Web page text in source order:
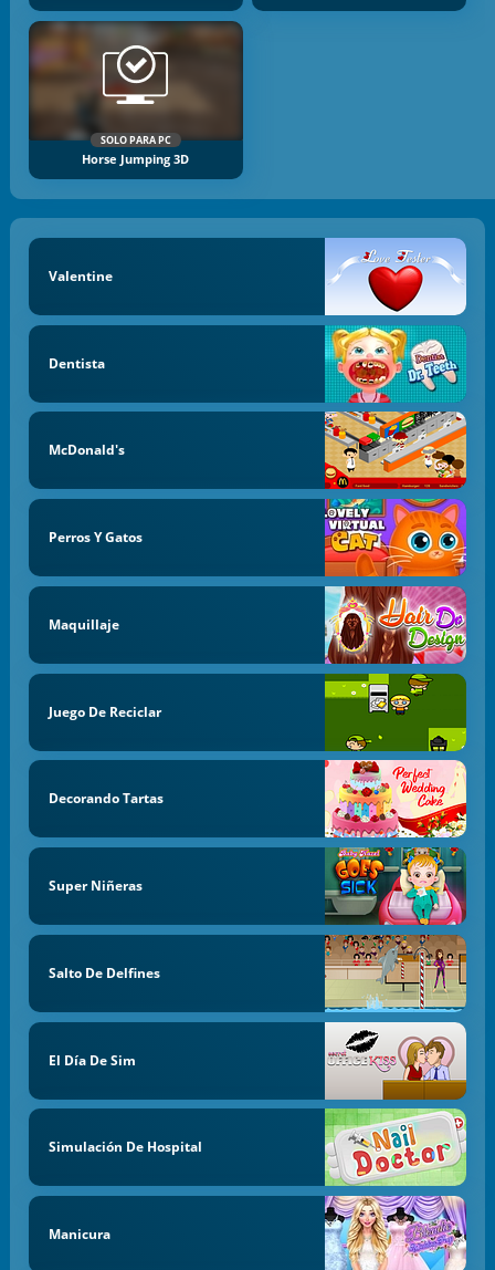
SOLO PARA PC
Horse Jumping 3D
Valentine
Dentista
McDonald's
Perros Y Gatos
Maquillaje
Juego De Reciclar
Decorando Tartas
Super Niñeras
Salto De Delfines
El Día De Sim
Simulación De Hospital
Manicura